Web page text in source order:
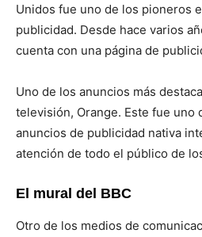
Unidos fue uno de los pioneros
publicidad. Desde hace varios
cuenta con una página de
Uno de los anuncios más
televisión, Orange. Este fue uno
anuncios de publicidad nativa
atención de todo el público de
El mural del BBC
Otro de los medios de